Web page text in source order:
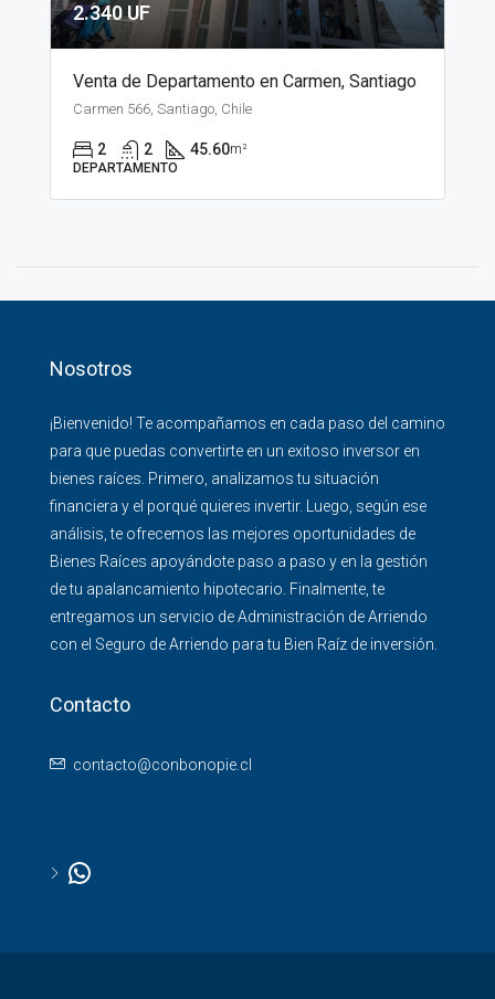
2.340 UF
Venta de Departamento en Carmen, Santiago
Carmen 566, Santiago, Chile
2 2 45.60m²
DEPARTAMENTO
Nosotros
¡Bienvenido! Te acompañamos en cada paso del camino
para que puedas convertirte en un exitoso inversor en
bienes raíces. Primero, analizamos tu situación
financiera y el porqué quieres invertir. Luego, según ese
análisis, te ofrecemos las mejores oportunidades de
Bienes Raíces apoyándote paso a paso y en la gestión
de tu apalancamiento hipotecario. Finalmente, te
entregamos un servicio de Administración de Arriendo
con el Seguro de Arriendo para tu Bien Raíz de inversión.
Contacto
contacto@conbonopie.cl